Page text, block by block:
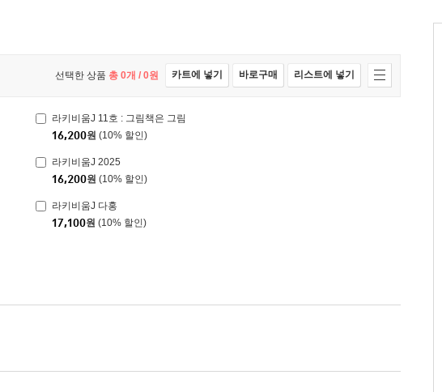
선택한 상품 총 0개 / 0원 카트에 넣기 바로구매 리스트에 넣기
라키비움J 11호 : 그림책은 그림
16,200원 (10% 할인)
라키비움J 2025
16,200원 (10% 할인)
라키비움J 다홍
17,100원 (10% 할인)